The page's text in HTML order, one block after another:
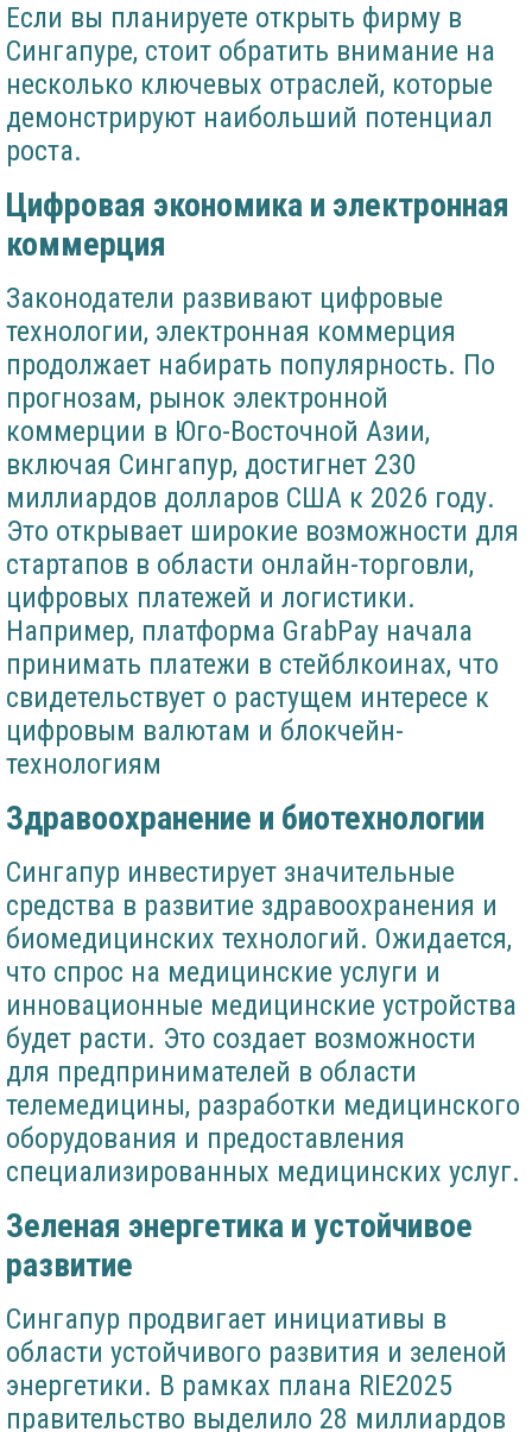
Если вы планируете открыть фирму в
Сингапуре, стоит обратить внимание на
несколько ключевых отраслей, которые
демонстрируют наибольший потенциал
роста.
Цифровая экономика и электронная
коммерция
Законодатели развивают цифровые
технологии, электронная коммерция
продолжает набирать популярность. По
прогнозам, рынок электронной
коммерции в Юго-Восточной Азии,
включая Сингапур, достигнет 230
миллиардов долларов США к 2026 году.
Это открывает широкие возможности для
стартапов в области онлайн-торговли,
цифровых платежей и логистики.
Например, платформа GrabPay начала
принимать платежи в стейблкоинах, что
свидетельствует о растущем интересе к
цифровым валютам и блокчейн-
технологиям
Здравоохранение и биотехнологии
Сингапур инвестирует значительные
средства в развитие здравоохранения и
биомедицинских технологий. Ожидается,
что спрос на медицинские услуги и
инновационные медицинские устройства
будет расти. Это создает возможности
для предпринимателей в области
телемедицины, разработки медицинского
оборудования и предоставления
специализированных медицинских услуг.
Зеленая энергетика и устойчивое
развитие
Сингапур продвигает инициативы в
области устойчивого развития и зеленой
энергетики. В рамках плана RIE2025
правительство выделило 28 миллиардов